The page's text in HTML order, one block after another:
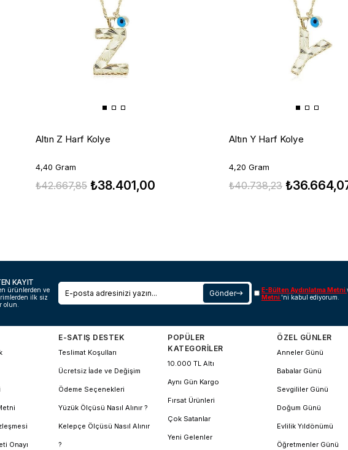
Altın Z Harf Kolye
4,40 Gram
₺38.401,00
₺42.667,85
Altın Y Harf Kolye
4,20 Gram
₺40.738,23
KAYIT
ürünlerden ve
ilk siz
olun.
Gönder E-Bülten Aydınlatma Metni
Metni 'ni kabul ediyorum.
Onayı
E-SATIŞ DESTEK
Teslimat Koşulları
Ücretsiz İade ve Değişim
Ödeme Seçenekleri
Yüzük Ölçüsü Nasıl Alınır ?
Kelepçe Ölçüsü Nasıl Alınır
?
POPÜLER
KATEGORİLER
10.000 TL Altı
Aynı Gün Kargo
Fırsat Ürünleri
Çok Satanlar
Yeni Gelenler
ÖZEL GÜNLER
Anneler Günü
Babalar Günü
Sevgililer Günü
Doğum Günü
Evlilik Yıldönümü
Öğretmenler Günü